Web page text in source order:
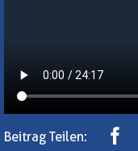
Beitrag Teilen: